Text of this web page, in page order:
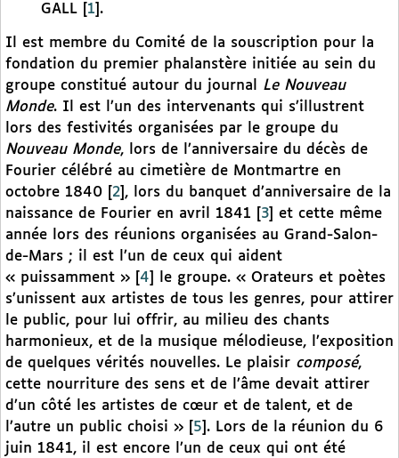
GALL
1 .
Il est membre du Comité de la souscription pour la
fondation du premier phalanstère initiée au sein du
groupe constitué autour du journal Le Nouveau
Monde. Il est l’un des intervenants qui s’illustrent
lors des festivités organisées par le groupe du
Nouveau Monde, lors de l’anniversaire du décès de
Fourier célébré au cimetière de Montmartre en
octobre 1840
2 , lors du banquet d’anniversaire de la
naissance de Fourier en avril 1841
3
et cette même
année lors des réunions organisées au Grand-Salon-
de-Mars ; il est l’un de ceux qui aident
« puissamment »
4
le groupe. « Orateurs et poètes
s’unissent aux artistes de tous les genres, pour attirer
le public, pour lui offrir, au milieu des chants
harmonieux, et de la musique mélodieuse, l’exposition
de quelques vérités nouvelles. Le plaisir composé,
cette nourriture des sens et de l’âme devait attirer
d’un côté les artistes de cœur et de talent, et de
l’autre un public choisi »
5 . Lors de la réunion du 6
juin 1841, il est encore l’un de ceux qui ont été